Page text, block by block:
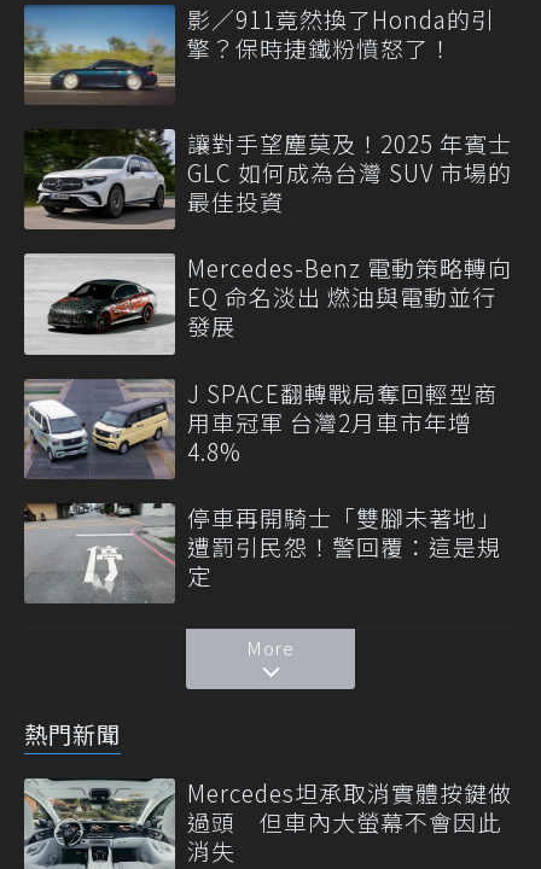
影／911竟然換了Honda的引
擎？保時捷鐵粉憤怒了！
讓對手望塵莫及！2025 年賓士
GLC 如何成為台灣 SUV 市場的
最佳投資
Mercedes-Benz 電動策略轉向
EQ 命名淡出 燃油與電動並行
發展
J SPACE翻轉戰局奪回輕型商
用車冠軍 台灣2月車市年增
4.8%
停車再開騎士「雙腳未著地」
遭罰引民怨！警回覆：這是規
定
More
熱門新聞
Mercedes坦承取消實體按鍵做
過頭 但車內大螢幕不會因此
消失